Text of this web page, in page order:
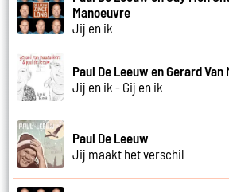
Manoeuvre
Jij en ik
Paul De Leeuw en Gerard
Jij en ik - Gij en ik
Paul De Leeuw
Jij maakt het verschil